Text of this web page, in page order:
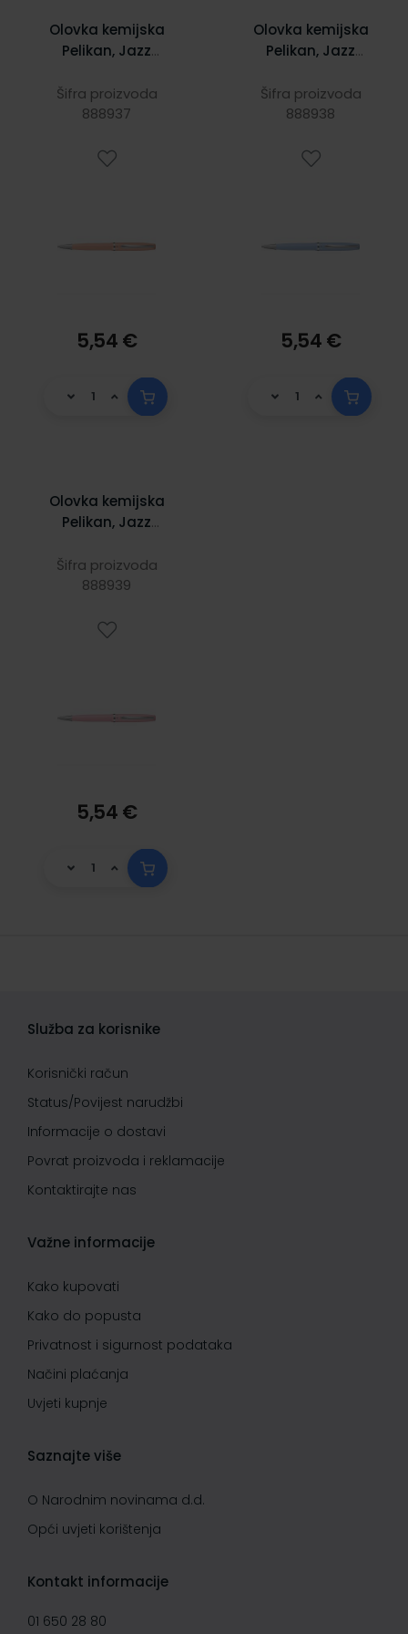
Olovka kemijska
Pelikan, Jazz
a, u poklon kutiji
Šifra proizvoda
888937
5,54 €
Olovka kemijska
Pelikan, Jazz
poklon kutiji
Šifra proizvoda
888938
5,54 €
Olovka kemijska
Pelikan, Jazz
poklon kutiji
Šifra proizvoda
888939
5,54 €
Služba za korisnike
Korisnički račun
Status/Povijest narudžbi
Informacije o dostavi
Povrat proizvoda i reklamacije
Kontaktirajte nas
Važne informacije
Kako kupovati
Kako do popusta
Privatnost i sigurnost podataka
Načini plaćanja
Uvjeti kupnje
Saznajte više
O Narodnim novinama d.d.
Opći uvjeti korištenja
Kontakt informacije
01 650 28 80